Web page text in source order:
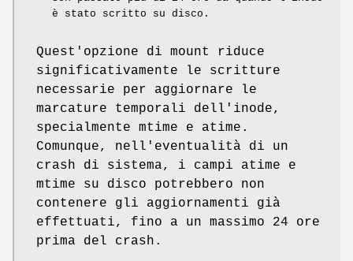
è stato scritto su disco.
Quest'opzione di mount riduce
significativamente le scritture
necessarie per aggiornare le
marcature temporali dell'inode,
specialmente mtime e atime.
Comunque, nell'eventualità di un
crash di sistema, i campi atime e
mtime su disco potrebbero non
contenere gli aggiornamenti già
effettuati, fino a un massimo 24 ore
prima del crash.